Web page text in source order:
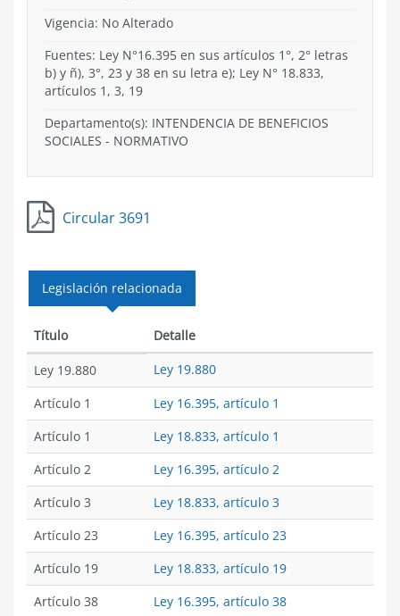
Vigencia: No Alterado
Fuentes: Ley N°16.395 en sus artículos 1°, 2° letras
b) y ñ), 3°, 23 y 38 en su letra e); Ley N° 18.833,
artículos 1, 3, 19
Departamento(s): INTENDENCIA DE BENEFICIOS
SOCIALES - NORMATIVO
Circular 3691
Legislación relacionada
Título Detalle
Ley 19.880
Ley 19.880
Artículo 1
Ley 16.395, artículo 1
Artículo 1
Ley 18.833, artículo 1
Artículo 2
Ley 16.395, artículo 2
Artículo 3
Ley 18.833, artículo 3
Artículo 23
Ley 16.395, artículo 23
Artículo 19
Ley 18.833, artículo 19
Artículo 38
Ley 16.395, artículo 38